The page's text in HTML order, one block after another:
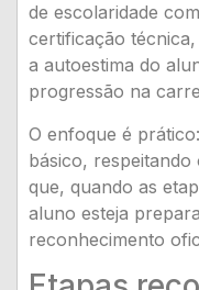
de escolaridade
certificação
a autoestima do
progressão na
O enfoque é
básico,
que, quando as
aluno esteja
reconhecimento